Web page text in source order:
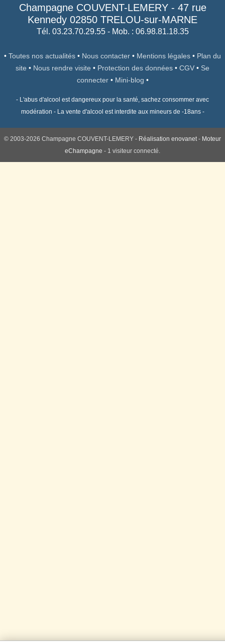
Champagne COUVENT-LEMERY - 47 rue
Kennedy 02850 TRELOU-sur-MARNE
Tél. 03.23.70.29.55 - Mob. : 06.98.81.18.35
• Toutes nos actualités • Nous contacter • Mentions légales • Plan du
site • Nous rendre visite • Protection des données • CGV • Se
connecter • Mini-blog •
- L'abus d'alcool est dangereux pour la santé, sachez consommer avec
modération - La vente d'alcool est interdite aux mineurs de -18ans -
© 2003-2026 Champagne COUVENT-LEMERY - Réalisation enovanet - Moteur
eChampagne - 1 visiteur connecté.